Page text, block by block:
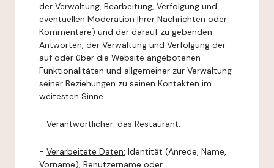
der Verwaltung, Bearbeitung, Verfolgung und
eventuellen Moderation Ihrer Nachrichten oder
Kommentare) und der darauf zu gebenden
Antworten, der Verwaltung und Verfolgung der
auf oder über die Website angebotenen
Funktionalitäten und allgemeiner zur Verwaltung
seiner Beziehungen zu seinen Kontakten im
weitesten Sinne.
- Verantwortlicher: das Restaurant.
- Verarbeitete Daten: Identität (Anrede, Name,
Vorname), Benutzername oder